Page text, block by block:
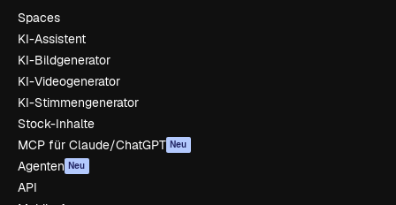
Spaces
KI-Assistent
KI-Bildgenerator
KI-Videogenerator
KI-Stimmengenerator
Stock-Inhalte
MCP für Claude/ChatGPT Neu
Agenten Neu
API